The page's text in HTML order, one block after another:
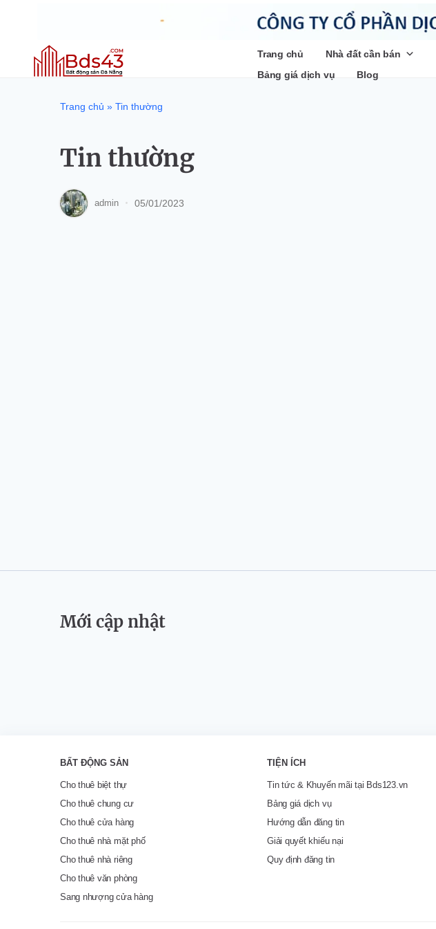
Trang chủ Nhà đất cần bán
Bảng giá dịch vụ
Blog
Trang chủ » Tin thường
Tin thường
admin 05/01/2023
Mới cập nhật
BẤT ĐỘNG SẢN
Cho thuê biệt thự
Cho thuê chung cư
Cho thuê cửa hàng
Cho thuê nhà mặt phố
Cho thuê nhà riêng
Cho thuê văn phòng
Sang nhượng cửa hàng
TIỆN ÍCH
Tin tức & Khuyến mãi tại Bds123.vn
Bảng giá dịch vụ
Hướng dẫn đăng tin
Giải quyết khiếu nại
Quy định đăng tin